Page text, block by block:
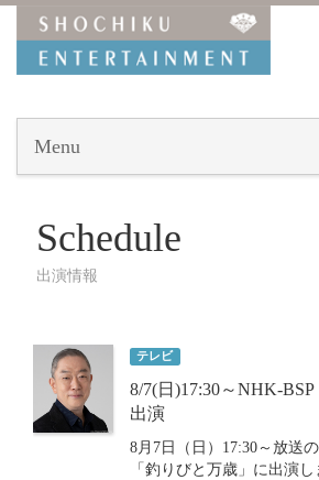
Menu
Schedule
出演情報
テレビ
8/7(日)17:30～NHK-BSP
出演
8月7日（日）17:30～放送
「釣りびと万歳」に出演し